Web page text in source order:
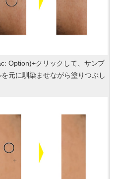
Option)+クリックして、サンプ
元に馴染ませながら塗りつぶし